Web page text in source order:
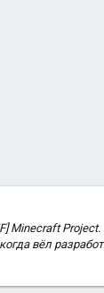
Minecraft
вёл